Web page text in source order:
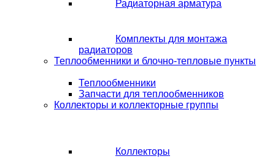
Радиаторная арматура
Комплекты для монтажа
радиаторов
Теплообменники и блочно-тепловые пункты
Теплообменники
Запчасти для теплообменников
Коллекторы и коллекторные группы
Коллекторы